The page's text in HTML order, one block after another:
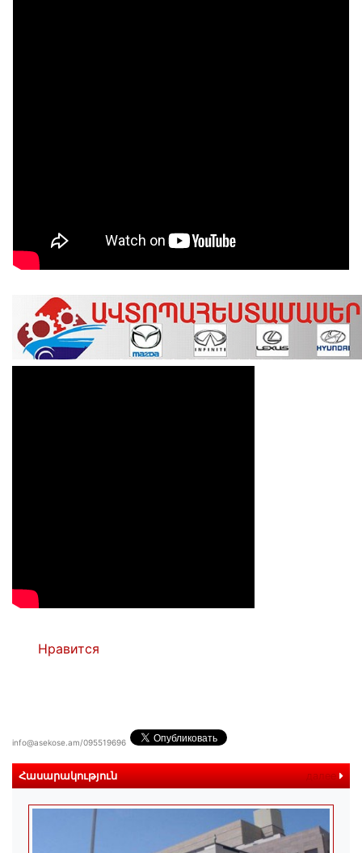
Нравится
info@asekose.am/095519696
Հասարակություն далее